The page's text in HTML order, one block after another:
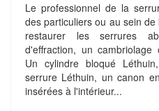
Le professionnel de la
des particuliers ou au sein
restaurer les serrures
d'effraction, un
Un cylindre bloqué
serrure Léthuin, un canon
insérées à l'intérieur...